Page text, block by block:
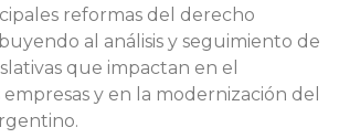
reformas del derecho
al análisis y seguimiento de
que impactan en el
y en la modernización del